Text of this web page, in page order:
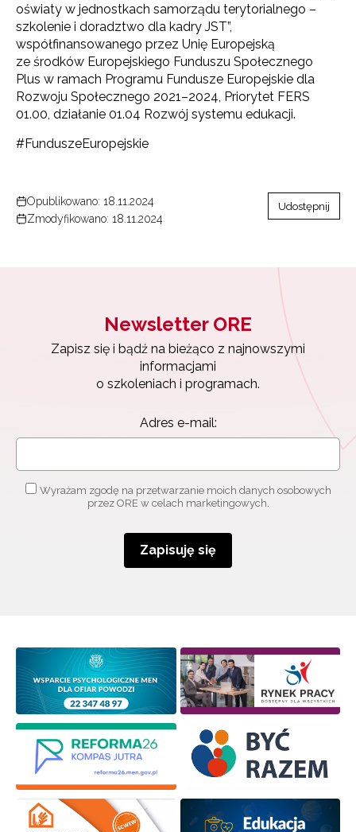
oświaty w jednostkach samorządu terytorialnego –
szkolenie i doradztwo dla kadry JST”,
współfinansowanego przez Unię Europejską
ze środków Europejskiego Funduszu Społecznego
Plus w ramach Programu Fundusze Europejskie dla
Rozwoju Społecznego 2021–2024, Priorytet FERS
01.00, działanie 01.04 Rozwój systemu edukacji.
#FunduszeEuropejskie
Opublikowano: 18.11.2024
Zmodyfikowano: 18.11.2024
Udostępnij
Newsletter ORE
Zapisz się i bądź na bieżąco z najnowszymi
informacjami
o szkoleniach i programach.
Adres e-mail:
Wyrażam zgodę na przetwarzanie moich danych osobowych
przez ORE w celach marketingowych.
Zapisuję się
Newsletter ORE
Zapisz się i bądź na bieżąco z najnowszymi
o szkoleniach i programach.
Zapisuję się